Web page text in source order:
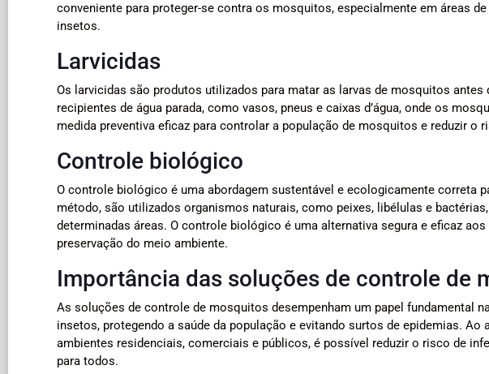
conveniente para proteger-se contra os mosquitos, especialmente em áreas
insetos.
Larvicidas
Os larvicidas são produtos utilizados para matar as larvas de mosquitos
recipientes de água parada, como vasos, pneus e caixas d’água, onde os
medida preventiva eficaz para controlar a população de mosquitos e reduzir o
Controle biológico
O controle biológico é uma abordagem sustentável e ecologicamente correta
método, são utilizados organismos naturais, como peixes, libélulas e
determinadas áreas. O controle biológico é uma alternativa segura e eficaz
preservação do meio ambiente.
Importância das soluções de controle de
As soluções de controle de mosquitos desempenham um papel fundamental
insetos, protegendo a saúde da população e evitando surtos de epidemias.
ambientes residenciais, comerciais e públicos, é possível reduzir o risco de
para todos.